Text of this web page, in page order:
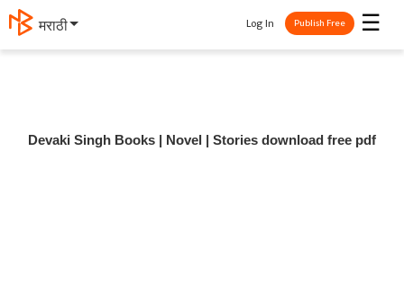
मराठी ☰
Log In Publish Free
Devaki Singh Books | Novel | Stories download free pdf